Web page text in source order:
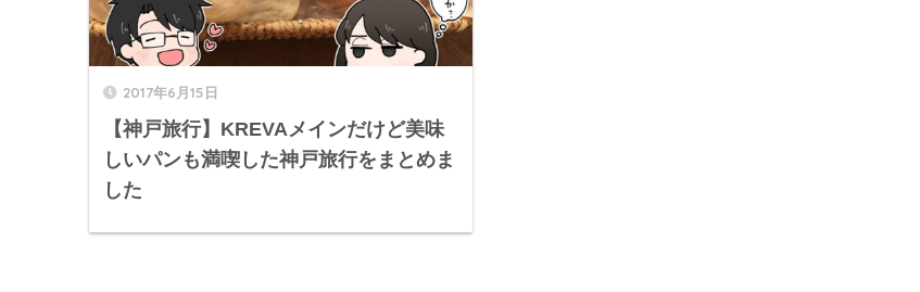
2017年6月15日
【神戸旅行】KREVAメインだけど美味
しいパンも満喫した神戸旅行をまとめま
した